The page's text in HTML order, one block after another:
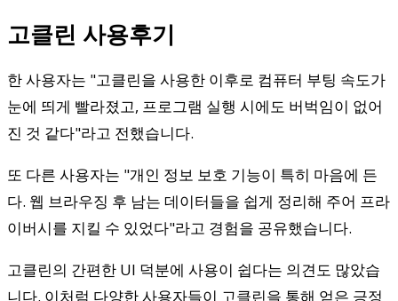
고클린 사용후기
한 사용자는 "고클린을 사용한 이후로 컴퓨터 부팅 속도가
눈에 띄게 빨라졌고, 프로그램 실행 시에도 버벅임이 없어
진 것 같다"라고 전했습니다.
또 다른 사용자는 "개인 정보 보호 기능이 특히 마음에 든
다. 웹 브라우징 후 남는 데이터들을 쉽게 정리해 주어 프라
이버시를 지킬 수 있었다"라고 경험을 공유했습니다.
고클린의 간편한 UI 덕분에 사용이 쉽다는 의견도 많았습
니다. 이처럼 다양한 사용자들이 고클린을 통해 얻은 긍정